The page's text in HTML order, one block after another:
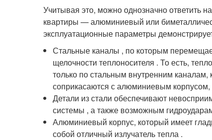
Учитывая это, можно однозначно ответить
квартиры — алюминиевый или
эксплуатационные параметры
Стальные каналы , по которым
щелочности теплоносителя . То есть,
только по стальным внутренним
соприкасаются с алюминиевым корпусом,
Детали из стали обеспечивают
системы , а также возможным
Алюминиевый корпус, который имеет
собой отличный излучатель тепла .